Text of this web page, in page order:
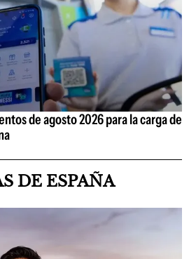
de agosto 2026 para la carga de
DE ESPAÑA